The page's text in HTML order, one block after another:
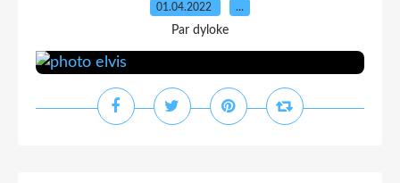
01.04.2022 …
Par dyloke